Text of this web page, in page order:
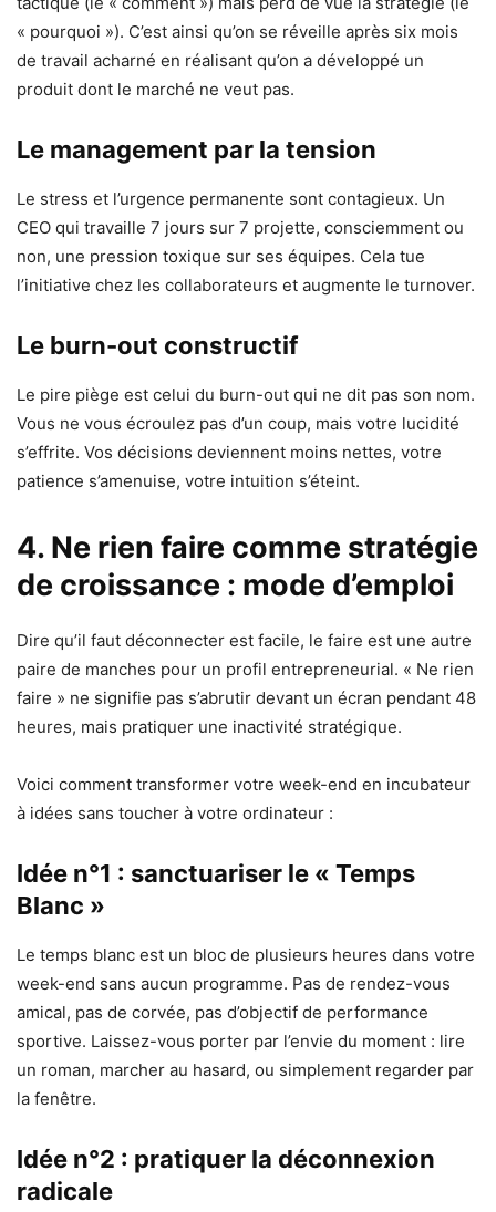
« pourquoi »). C’est ainsi qu’on se réveille après six mois
de travail acharné en réalisant qu’on a développé un
produit dont le marché ne veut pas.
Le management par la tension
Le stress et l’urgence permanente sont contagieux. Un
CEO qui travaille 7 jours sur 7 projette, consciemment ou
non, une pression toxique sur ses équipes. Cela tue
l’initiative chez les collaborateurs et augmente le turnover.
Le burn-out constructif
Le pire piège est celui du burn-out qui ne dit pas son nom.
Vous ne vous écroulez pas d’un coup, mais votre lucidité
s’effrite. Vos décisions deviennent moins nettes, votre
patience s’amenuise, votre intuition s’éteint.
4. Ne rien faire comme stratégie
de croissance : mode d’emploi
Dire qu’il faut déconnecter est facile, le faire est une autre
paire de manches pour un profil entrepreneurial. « Ne rien
faire » ne signifie pas s’abrutir devant un écran pendant 48
heures, mais pratiquer une inactivité stratégique.
Voici comment transformer votre week-end en incubateur
à idées sans toucher à votre ordinateur :
Idée n°1 : sanctuariser le « Temps
Blanc »
Le temps blanc est un bloc de plusieurs heures dans votre
week-end sans aucun programme. Pas de rendez-vous
amical, pas de corvée, pas d’objectif de performance
sportive. Laissez-vous porter par l’envie du moment : lire
un roman, marcher au hasard, ou simplement regarder par
la fenêtre.
Idée n°2 : pratiquer la déconnexion
radicale